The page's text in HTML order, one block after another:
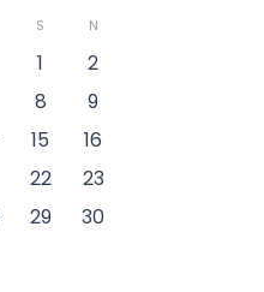
S N
1
2
8
9
15
16
22
23
29
30